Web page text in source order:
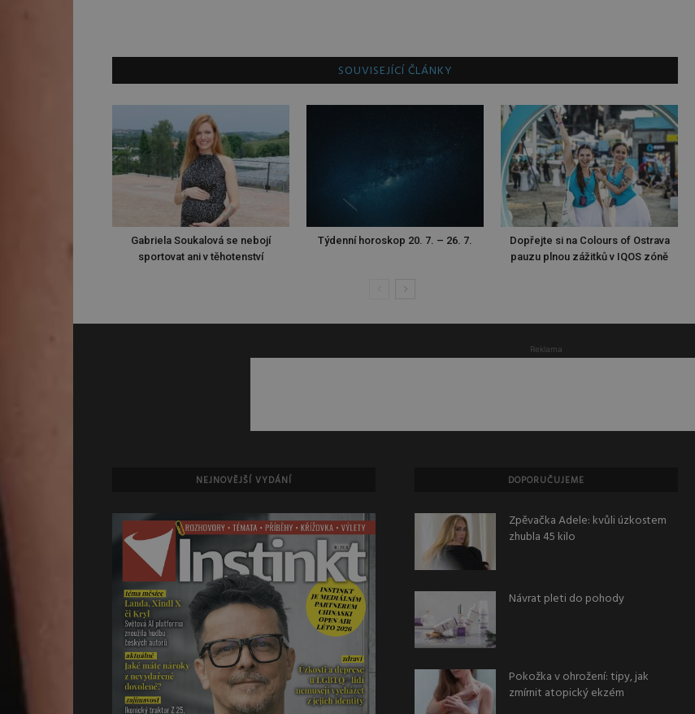
SOUVISEJÍCÍ ČLÁNKY
Gabriela Soukalová se nebojí
sportovat ani v těhotenství
Týdenní horoskop 20. 7. – 26. 7.
Dopřejte si na Colours of Ostrava
pauzu plnou zážitků v IQOS zóně
Reklama
NEJNOVĚJŠÍ VYDÁNÍ DOPORUČUJEME
Zpěvačka Adele: kvůli úzkostem
zhubla 45 kilo
Návrat pleti do pohody
Pokožka v ohrožení: tipy, jak
zmírnit atopický ekzém